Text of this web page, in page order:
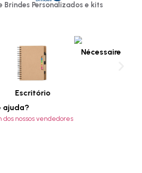
Brindes Personalizados e kits
Escritório
Nécessaire
ajuda?
dos nossos vendedores